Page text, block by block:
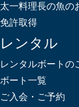
太一料理長の魚の
免許取得
レンタル
レンタルボートの
ボート一覧
ご入会・ご予約